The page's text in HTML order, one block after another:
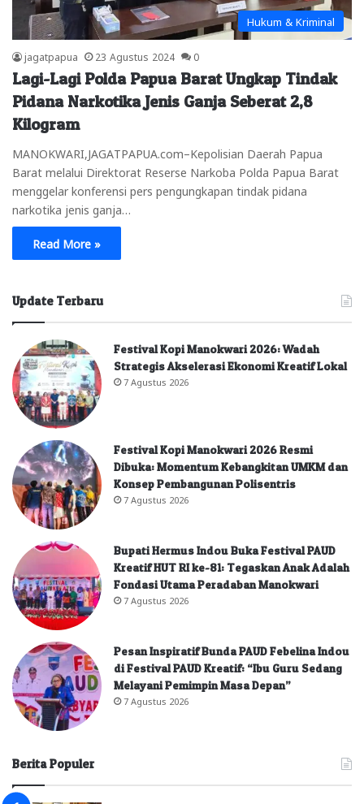
Hukum & Kriminal
jagatpapua 23 Agustus 2024 0
Lagi-Lagi Polda Papua Barat Ungkap Tindak
Pidana Narkotika Jenis Ganja Seberat 2,8
Kilogram
MANOKWARI,JAGATPAPUA.com–Kepolisian Daerah Papua
Barat melalui Direktorat Reserse Narkoba Polda Papua Barat
menggelar konferensi pers pengungkapan tindak pidana
narkotika jenis ganja…
Read More »
Update Terbaru
Festival Kopi Manokwari 2026: Wadah
Strategis Akselerasi Ekonomi Kreatif Lokal
7 Agustus 2026
Festival Kopi Manokwari 2026 Resmi
Dibuka: Momentum Kebangkitan UMKM dan
Konsep Pembangunan Polisentris
7 Agustus 2026
Bupati Hermus Indou Buka Festival PAUD
Kreatif HUT RI ke-81: Tegaskan Anak Adalah
Fondasi Utama Peradaban Manokwari
7 Agustus 2026
Pesan Inspiratif Bunda PAUD Febelina Indou
di Festival PAUD Kreatif: “Ibu Guru Sedang
Melayani Pemimpin Masa Depan”
7 Agustus 2026
Berita Populer